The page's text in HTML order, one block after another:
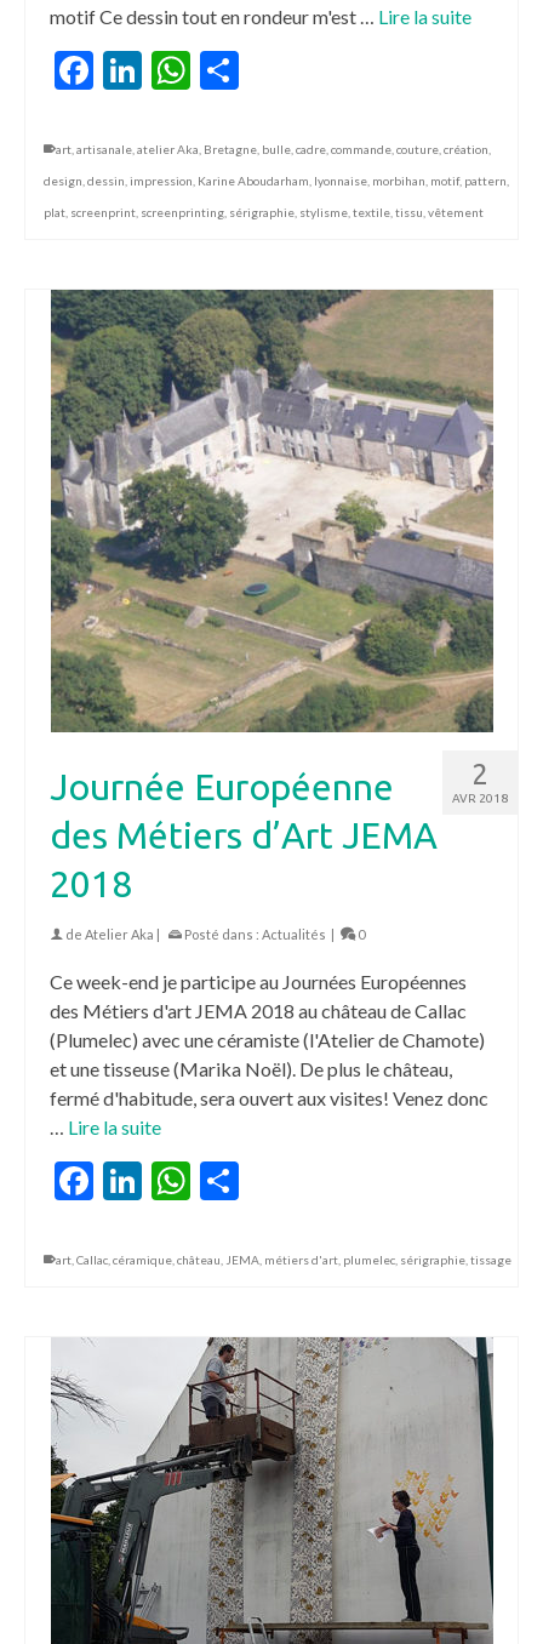
motif Ce dessin tout en rondeur m'est … Lire la suite
Facebook
LinkedIn
WhatsApp
art artisanale atelier Aka Bretagne bulle cadre commande couture création
design dessin impression Karine Aboudarham lyonnaise morbihan motif, pattern
plat screenprint screenprinting sérigraphie stylisme textile tissu vêtement
2
AVR 2018
Journée Européenne
des Métiers d’Art JEMA
2018
de Atelier Aka | Posté dans : Actualités | 0
Ce week-end je participe au Journées Européennes
des Métiers d'art JEMA 2018 au château de Callac
(Plumelec) avec une céramiste (l'Atelier de Chamote)
et une tisseuse (Marika Noël). De plus le château,
fermé d'habitude, sera ouvert aux visites! Venez donc
… Lire la suite
Facebook
LinkedIn
WhatsApp
art Callac céramique château JEMA métiers d'art plumelec sérigraphie tissage